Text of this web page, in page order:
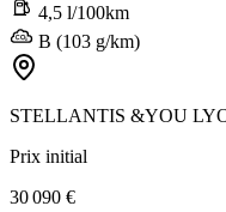
4,5 l/100km
B (103 g/km)
STELLANTIS &YOU
Prix initial
30 090 €